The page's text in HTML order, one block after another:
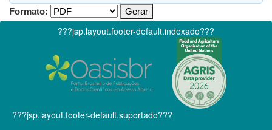
Formato:
???jsp.layout.footer-default.indexado???
???jsp.layout.footer-default.suportado???